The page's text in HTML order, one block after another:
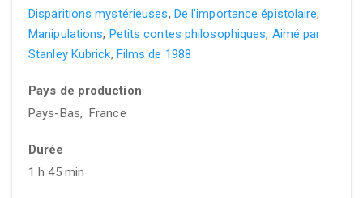
Disparitions mystérieuses, De l'importance épistolaire,
Manipulations, Petits contes philosophiques, Aimé par
Stanley Kubrick, Films de 1988
Pays de production
Pays-Bas, France
Durée
1 h 45 min